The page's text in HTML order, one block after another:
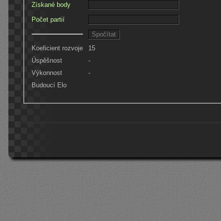
Získané body
Počet partií
Koeficient rozvoje
15
Úspěšnost
-
Výkonnost
-
Budoucí Elo